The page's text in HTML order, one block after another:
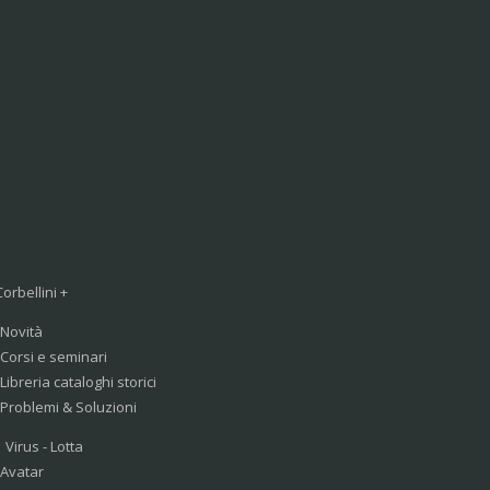
+
Novità
Corsi e seminari
Libreria cataloghi storici
Problemi & Soluzioni
Virus - Lotta
Avatar